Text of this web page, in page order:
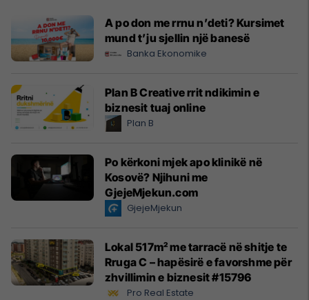
A po don me rrnu n’deti? Kursimet
mund t’ju sjellin një banesë
Banka Ekonomike
Plan B Creative rrit ndikimin e
biznesit tuaj online
Plan B
Po kërkoni mjek apo klinikë në
Kosovë? Njihuni me
GjejeMjekun.com
GjejeMjekun
Lokal 517m² me tarracë në shitje te
Rruga C – hapësirë e favorshme për
zhvillimin e biznesit #15796
Pro Real Estate